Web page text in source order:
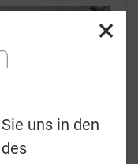
×
uns in den